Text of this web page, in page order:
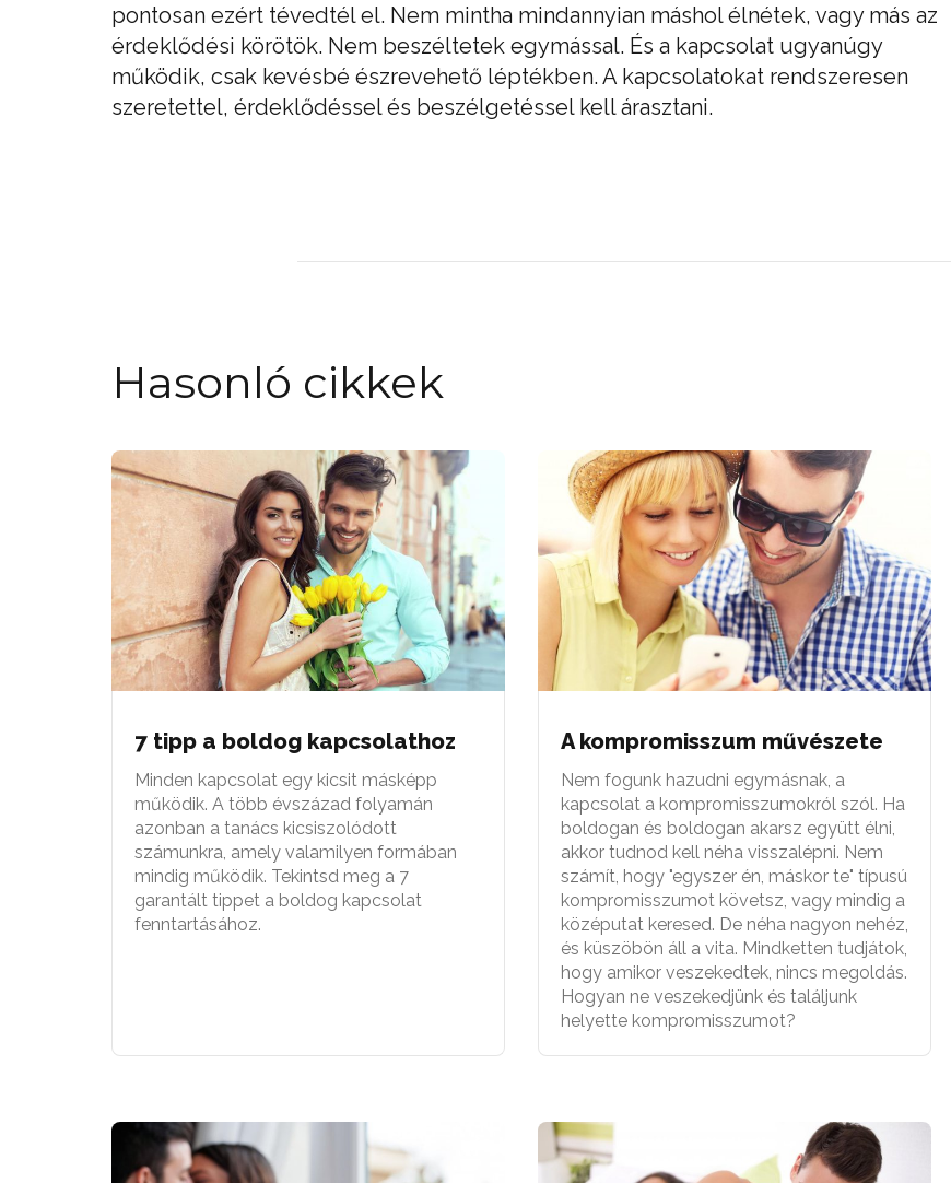
pontosan ezért tévedtél el. Nem mintha mindannyian máshol élnétek, vagy más az
érdeklődési körötök. Nem beszéltetek egymással. És a kapcsolat ugyanúgy
működik, csak kevésbé észrevehető léptékben. A kapcsolatokat rendszeresen
szeretettel, érdeklődéssel és beszélgetéssel kell árasztani.
Hasonló cikkek
7 tipp a boldog kapcsolathoz
Minden kapcsolat egy kicsit másképp
működik. A több évszázad folyamán
azonban a tanács kicsiszolódott
számunkra, amely valamilyen formában
mindig működik. Tekintsd meg a 7
garantált tippet a boldog kapcsolat
fenntartásához.
A kompromisszum művészete
Nem fogunk hazudni egymásnak, a
kapcsolat a kompromisszumokról szól. Ha
boldogan és boldogan akarsz együtt élni,
akkor tudnod kell néha visszalépni. Nem
számít, hogy "egyszer én, máskor te" típusú
kompromisszumot követsz, vagy mindig a
középutat keresed. De néha nagyon nehéz,
és küszöbön áll a vita. Mindketten tudjátok,
hogy amikor veszekedtek, nincs megoldás.
Hogyan ne veszekedjünk és találjunk
helyette kompromisszumot?